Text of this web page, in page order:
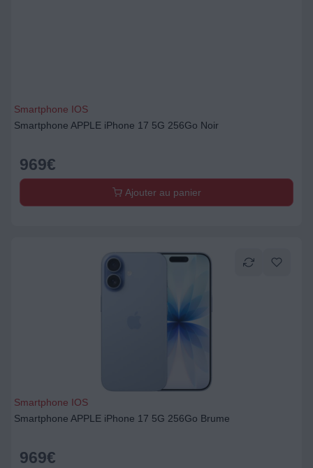
Smartphone IOS
Smartphone APPLE iPhone 17 5G 256Go Noir
969€
Ajouter au panier
Smartphone IOS
Smartphone APPLE iPhone 17 5G 256Go Brume
969€